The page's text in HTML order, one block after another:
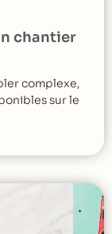
chantier
complexe,
sur le